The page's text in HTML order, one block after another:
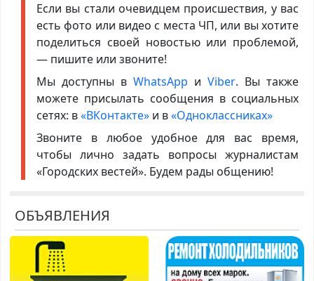
Если вы стали очевидцем происшествия, у вас
есть фото или видео с места ЧП, или вы хотите
поделиться своей новостью или проблемой,
— пишите или звоните!
Мы доступны в WhatsApp иViber. Вы также
можете присылать сообщения в социальных
сетях: в«ВКонтакте»и в«Одноклассниках»
Звоните в любое удобное для вас время,
чтобы лично задать вопросы журналистам
«Городских вестей». Будем рады общению!
ОБЪЯВЛЕНИЯ